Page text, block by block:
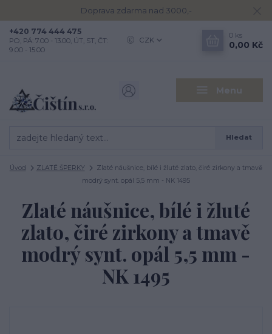
Doprava zdarma nad 3000,-
Menu
CZK
Hledat
+420 774 444 475
PO, PÁ: 7.00 - 13.00, ÚT, ST, ČT:
9.00 - 15.00
0 ks
0,00 Kč
Úvod ZLATÉ ŠPERKY
Zlaté náušnice, bílé i žluté zlato, čiré zirkony a tmavě
modrý synt. opál 5,5 mm - NK 1495
Zlaté náušnice, bílé i žluté
zlato, čiré zirkony a tmavě
modrý synt. opál 5,5 mm -
NK 1495